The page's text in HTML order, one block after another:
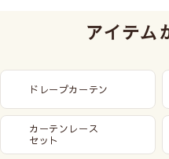
アイテム
ドレープカーテン
カーテンレース
セット